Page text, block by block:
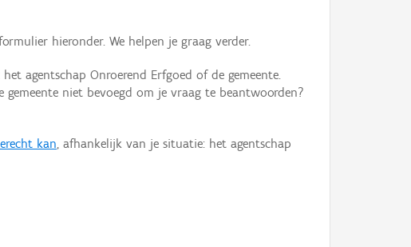
hieronder. We helpen je graag verder.
agentschap Onroerend Erfgoed of de gemeente.
niet bevoegd om je vraag te beantwoorden?
kan, afhankelijk van je situatie: het agentschap